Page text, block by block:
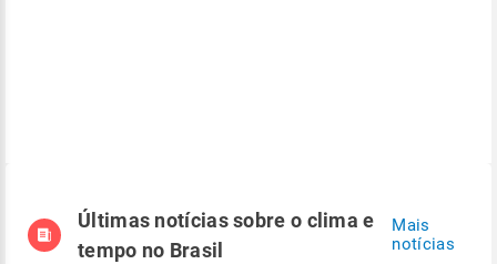
Últimas notícias sobre o clima e
tempo no Brasil
Mais
notícias